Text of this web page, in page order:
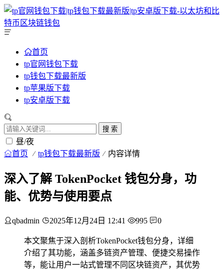
首页
tp官网钱包下载
tp钱包下载最新版
tp苹果版下载
tp安卓版下载
搜 索
昼/夜
首页 tp钱包下载最新版 内容详情
深入了解 TokenPocket 钱包分身，功
能、优势与使用要点
qbadmin 2025年12月24日 12:41 995 0
本文聚焦于深入剖析TokenPocket钱包分身，详细
介绍了其功能，涵盖多链资产管理、便捷交易操作
等，能让用户一站式管理不同区块链资产，其优势